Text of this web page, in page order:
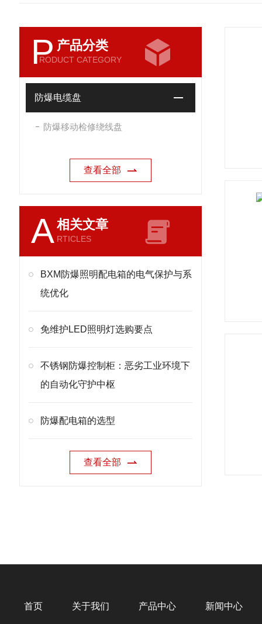
P 产品分类
RODUCT CATEGORY
防爆电缆盘
防爆移动检修绕线盘
查看全部
A相关文章
RTICLES
BXM防爆照明配电箱的电气保护与系
统优化
免维护LED照明灯选购要点
不锈钢防爆控制柜：恶劣工业环境下
的自动化守护中枢
防爆配电箱的选型
查看全部
首页 关于我们 产品中心 新闻中心